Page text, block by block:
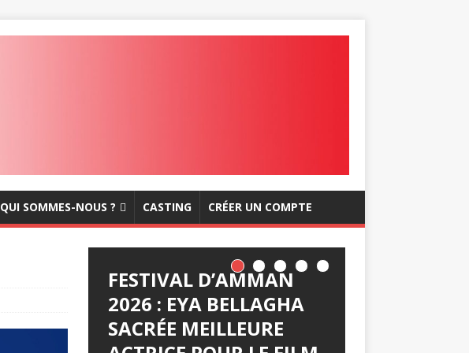
QUI SOMMES-NOUS ? CASTING CRÉER UN COMPTE
FESTIVAL D’AMMAN
2026 : EYA BELLAGHA
SACRÉE MEILLEURE